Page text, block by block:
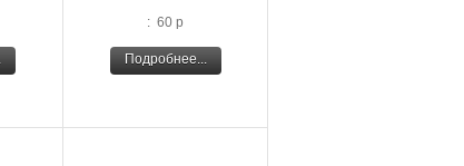
: 60 р
Подробнее...